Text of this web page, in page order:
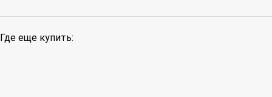
Где еще купить: